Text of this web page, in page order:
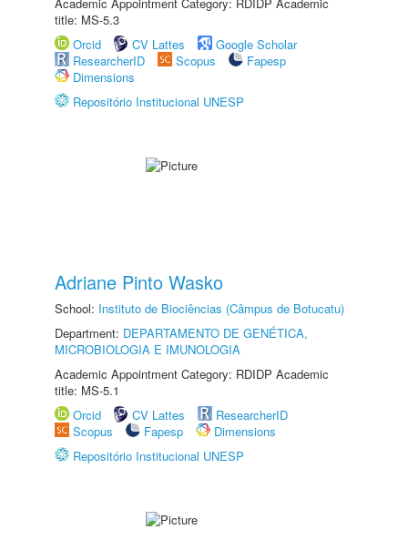
title: MS-5.3
Orcid
CV Lattes
Google Scholar
ResearcherID
Scopus
Fapesp
Dimensions
Repositório Institucional UNESP
Adriane Pinto Wasko
School: Instituto de Biociências (Câmpus de Botucatu)
Department: DEPARTAMENTO DE GENÉTICA,
MICROBIOLOGIA E IMUNOLOGIA
Academic Appointment Category: RDIDP Academic
title: MS-5.1
Orcid
CV Lattes
ResearcherID
Scopus
Fapesp
Dimensions
Repositório Institucional UNESP